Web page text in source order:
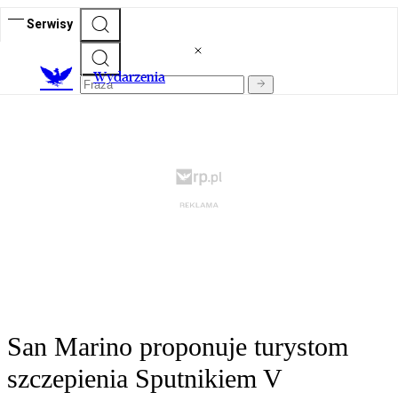
Serwisy
Wydarzenia
San Marino proponuje turystom
szczepienia Sputnikiem V